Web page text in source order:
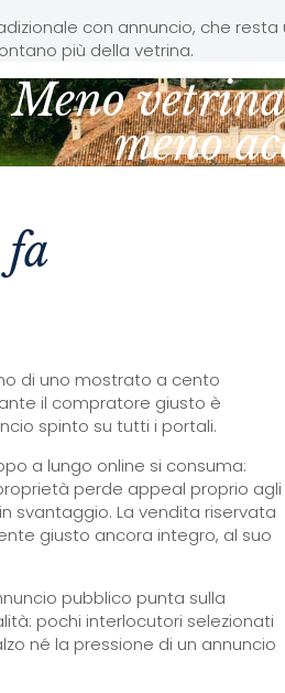
con annuncio, che
più della vetrina.
Meno
meno
fa
di uno mostrato a cento
il compratore giusto è
spinto su tutti i portali.
a lungo online si consuma:
perde appeal proprio agli
svantaggio. La vendita riservata
giusto ancora integro, al suo
pubblico punta sulla
pochi interlocutori selezionati
né la pressione di un annuncio